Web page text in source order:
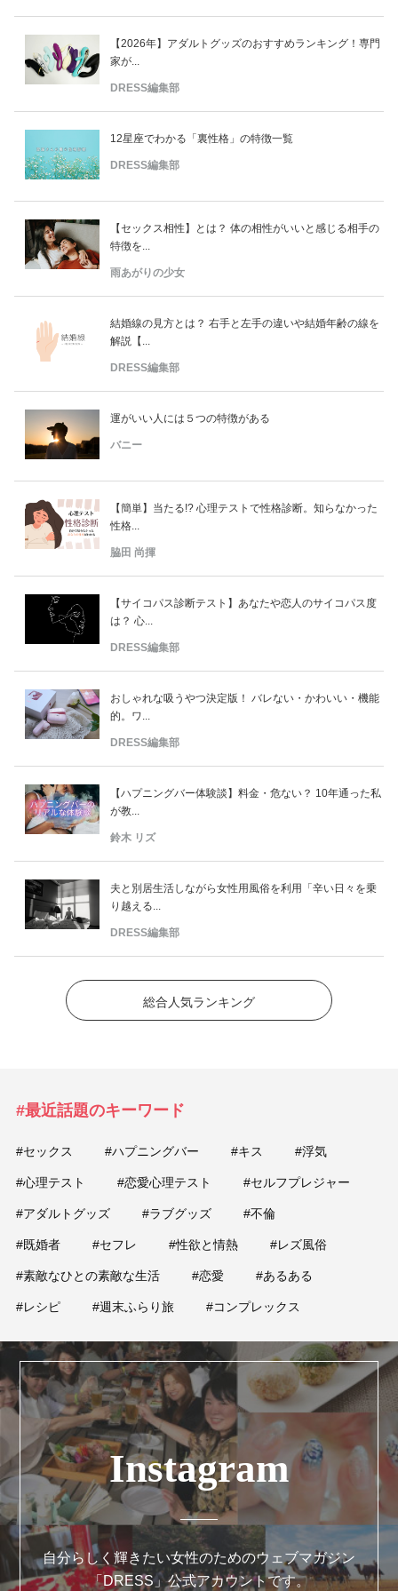
【2026年】アダルトグッズのおすすめランキング！専門
家が...
DRESS編集部
12星座でわかる「裏性格」の特徴一覧
DRESS編集部
【セックス相性】とは？ 体の相性がいいと感じる相手の
特徴を...
雨あがりの少女
結婚線の見方とは？ 右手と左手の違いや結婚年齢の線を
解説【...
DRESS編集部
運がいい人には５つの特徴がある
バニー
【簡単】当たる!? 心理テストで性格診断。知らなかった
性格...
脇田 尚揮
【サイコパス診断テスト】あなたや恋人のサイコパス度
は？ 心...
DRESS編集部
おしゃれな吸うやつ決定版！ バレない・かわいい・機能
的。ワ...
DRESS編集部
【ハプニングバー体験談】料金・危ない？ 10年通った私
が教...
鈴木 リズ
夫と別居生活しながら女性用風俗を利用「辛い日々を乗
り越える...
DRESS編集部
総合人気ランキング
#最近話題のキーワード
#セックス #ハプニングバー #キス #浮気
#心理テスト #恋愛心理テスト #セルフプレジャー
#アダルトグッズ #ラブグッズ #不倫
#既婚者 #セフレ #性欲と情熱 #レズ風俗
#素敵なひとの素敵な生活 #恋愛 #あるある
#レシピ #週末ふらり旅 #コンプレックス
Instagram
自分らしく輝きたい女性のためのウェブマガジン
「DRESS」公式アカウントです。